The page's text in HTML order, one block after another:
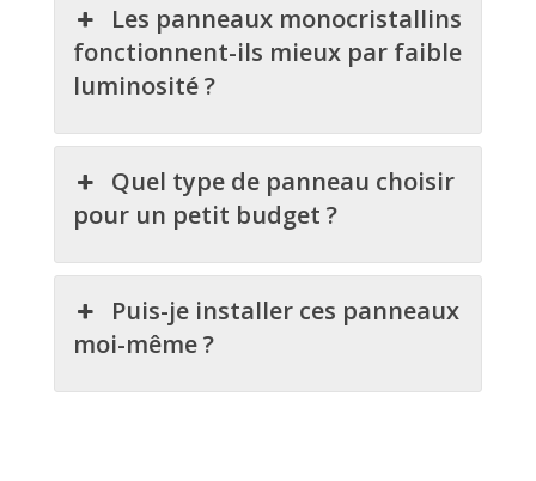
Les panneaux monocristallins
fonctionnent-ils mieux par faible
luminosité ?
Quel type de panneau choisir
pour un petit budget ?
Puis-je installer ces panneaux
moi-même ?